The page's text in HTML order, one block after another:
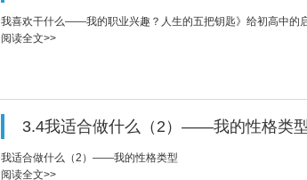
我喜欢干什么——我的职业兴趣？人生的五把钥匙》给初高中的
阅读全文>>
3.4我适合做什么（2）——我的性格类型
我适合做什么（2）——我的性格类型
阅读全文>>